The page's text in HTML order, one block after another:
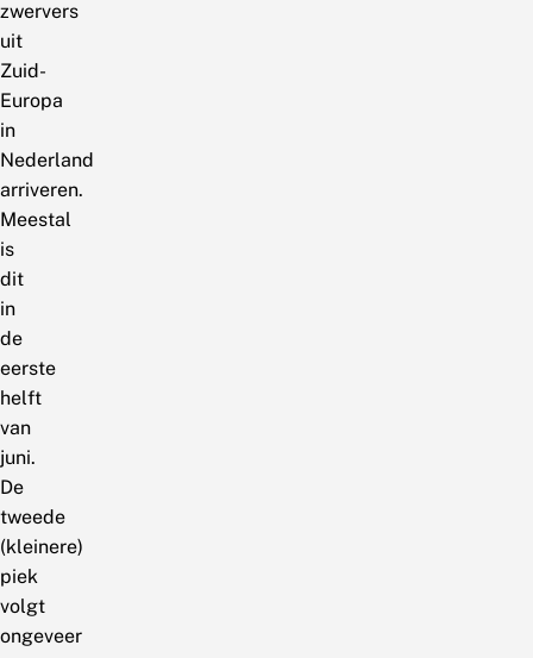
zwervers
uit
Zuid-
Europa
in
Nederland
arriveren.
Meestal
is
dit
in
de
eerste
helft
van
juni.
De
tweede
(kleinere)
piek
volgt
ongeveer